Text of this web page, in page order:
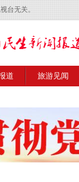
台无关。
道 旅游见闻